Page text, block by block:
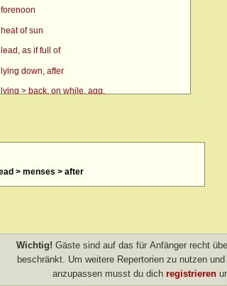
of sun
as if full of
down, after
> back, on while, agg.
> eyes, over > forenoon > 10 a.m.
> eyes, over > forenoon > 11 a.m.
> forenoon
> heat agg.
> inward
> menses > after
Wichtig! Gäste sind auf das für Anfänger recht
beschränkt. Um weitere Repertorien zu nutzen
anzupassen musst du dich registrieren